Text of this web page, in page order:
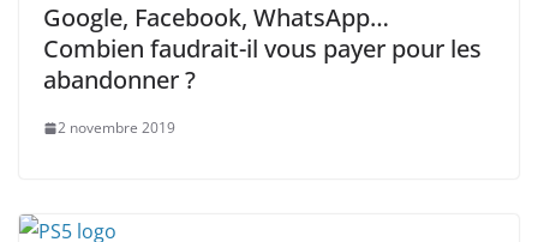
Google, Facebook, WhatsApp…
Combien faudrait-il vous payer pour les
abandonner ?
2 novembre 2019